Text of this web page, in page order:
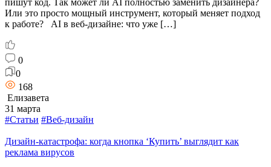
пишут код. Так может ли AI полностью заменить дизайнера?
Или это просто мощный инструмент, который меняет подход
к работе? AI в веб-дизайне: что уже […]
0
0
168
Елизавета
31 марта
#Статьи #Веб-дизайн
Дизайн-катастрофа: когда кнопка ‘Купить’ выглядит как
реклама вирусов